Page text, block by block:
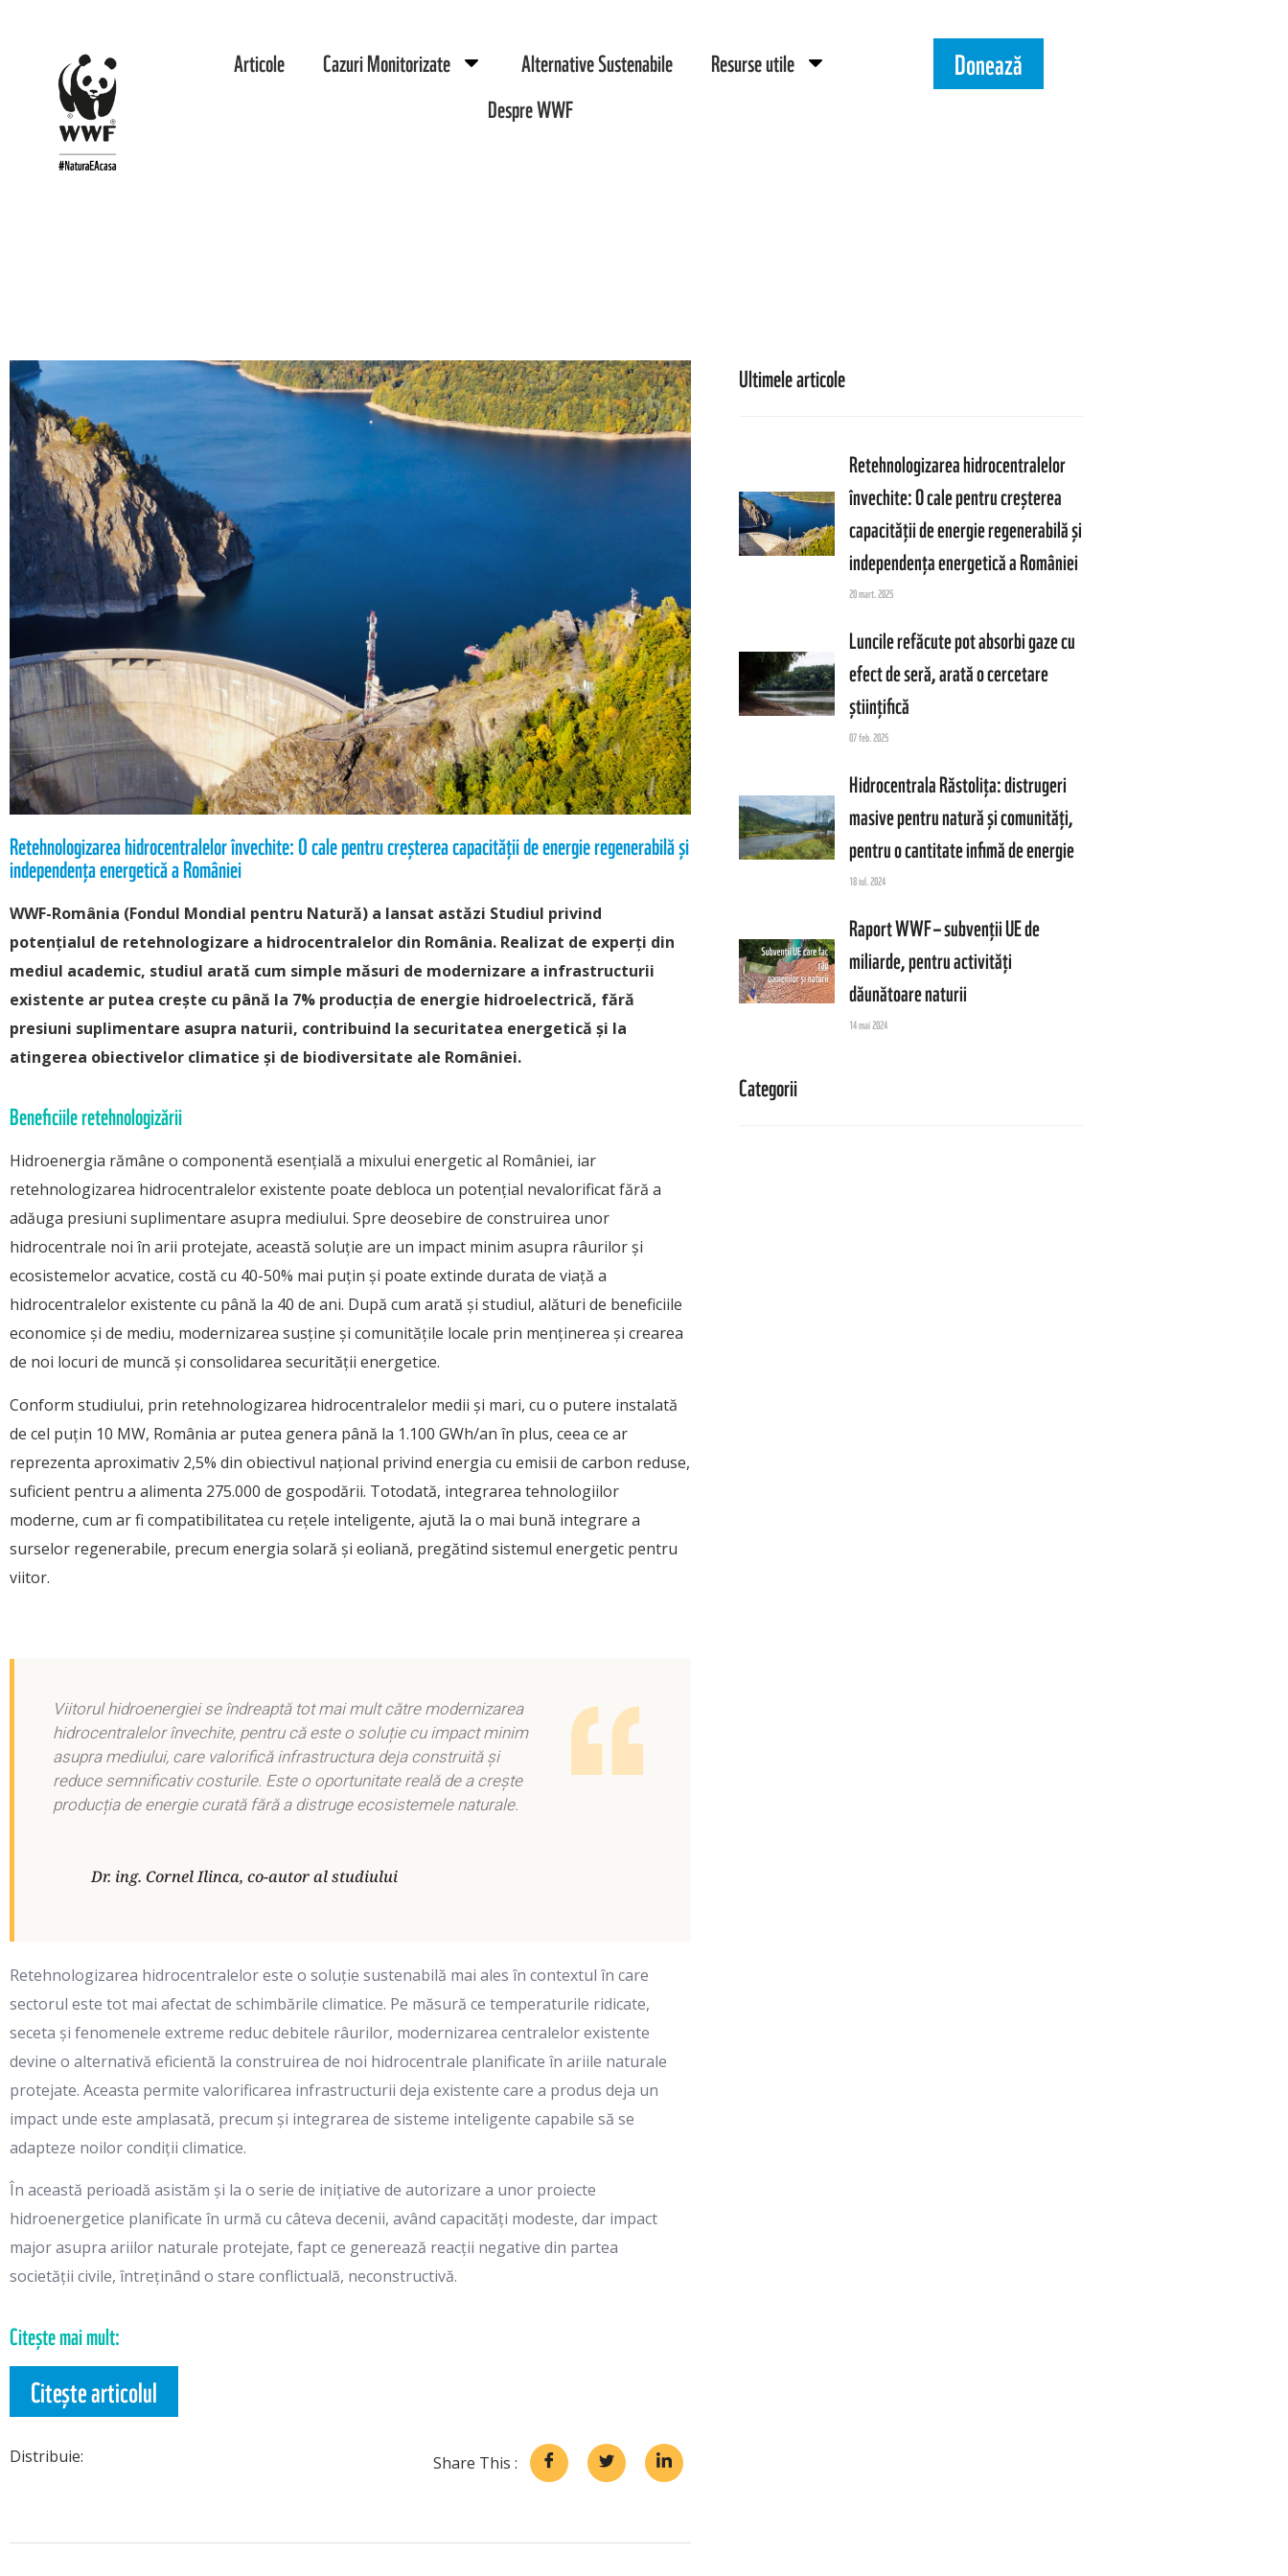
Articole Cazuri Monitorizate Alternative Sustenabile
Resurse utile
Despre WWF
Donează
Retehnologizarea hidrocentralelor învechite: O cale pentru creșterea capacității de energie regenerabilă și
independența energetică a României
WWF-România (Fondul Mondial pentru Natură) a lansat astăzi Studiul privind
potențialul de retehnologizare a hidrocentralelor din România. Realizat de experți din
mediul academic, studiul arată cum simple măsuri de modernizare a infrastructurii
existente ar putea crește cu până la 7% producția de energie hidroelectrică, fără
presiuni suplimentare asupra naturii, contribuind la securitatea energetică și la
atingerea obiectivelor climatice și de biodiversitate ale României.
Beneficiile retehnologizării
Hidroenergia rămâne o componentă esențială a mixului energetic al României, iar
retehnologizarea hidrocentralelor existente poate debloca un potențial nevalorificat fără a
adăuga presiuni suplimentare asupra mediului. Spre deosebire de construirea unor
hidrocentrale noi în arii protejate, această soluție are un impact minim asupra râurilor și
ecosistemelor acvatice, costă cu 40-50% mai puțin și poate extinde durata de viață a
hidrocentralelor existente cu până la 40 de ani. După cum arată și studiul, alături de beneficiile
economice și de mediu, modernizarea susține și comunitățile locale prin menținerea și crearea
de noi locuri de muncă și consolidarea securității energetice.
Conform studiului, prin retehnologizarea hidrocentralelor medii și mari, cu o putere instalată
de cel puțin 10 MW, România ar putea genera până la 1.100 GWh/an în plus, ceea ce ar
reprezenta aproximativ 2,5% din obiectivul național privind energia cu emisii de carbon reduse,
suficient pentru a alimenta 275.000 de gospodării. Totodată, integrarea tehnologiilor
moderne, cum ar fi compatibilitatea cu rețele inteligente, ajută la o mai bună integrare a
surselor regenerabile, precum energia solară și eoliană, pregătind sistemul energetic pentru
viitor.
Viitorul hidroenergiei se îndreaptă tot mai mult către modernizarea
hidrocentralelor învechite, pentru că este o soluție cu impact minim
asupra mediului, care valorifică infrastructura deja construită și
reduce semnificativ costurile. Este o oportunitate reală de a crește
producția de energie curată fără a distruge ecosistemele naturale.
Dr. ing. Cornel Ilinca, co-autor al studiului
Retehnologizarea hidrocentralelor este o soluție sustenabilă mai ales în contextul în care
sectorul este tot mai afectat de schimbările climatice. Pe măsură ce temperaturile ridicate,
seceta și fenomenele extreme reduc debitele râurilor, modernizarea centralelor existente
devine o alternativă eficientă la construirea de noi hidrocentrale planificate în ariile naturale
protejate. Aceasta permite valorificarea infrastructurii deja existente care a produs deja un
impact unde este amplasată, precum și integrarea de sisteme inteligente capabile să se
adapteze noilor condiții climatice.
În această perioadă asistăm și la o serie de inițiative de autorizare a unor proiecte
hidroenergetice planificate în urmă cu câteva decenii, având capacități modeste, dar impact
major asupra ariilor naturale protejate, fapt ce generează reacții negative din partea
societății civile, întreținând o stare conflictuală, neconstructivă.
Citește mai mult:
Citește articolul
Distribuie: Share This :
Ultimele articole
Retehnologizarea hidrocentralelor
învechite: O cale pentru creșterea
capacității de energie regenerabilă și
independența energetică a României
20 mart. 2025
Luncile refăcute pot absorbi gaze cu
efect de seră, arată o cercetare
științifică
07 feb. 2025
Hidrocentrala Răstolița: distrugeri
masive pentru natură și comunități,
pentru o cantitate infimă de energie
18 iul. 2024
Raport WWF – subvenții UE de
miliarde, pentru activități
dăunătoare naturii
14 mai 2024
Categorii